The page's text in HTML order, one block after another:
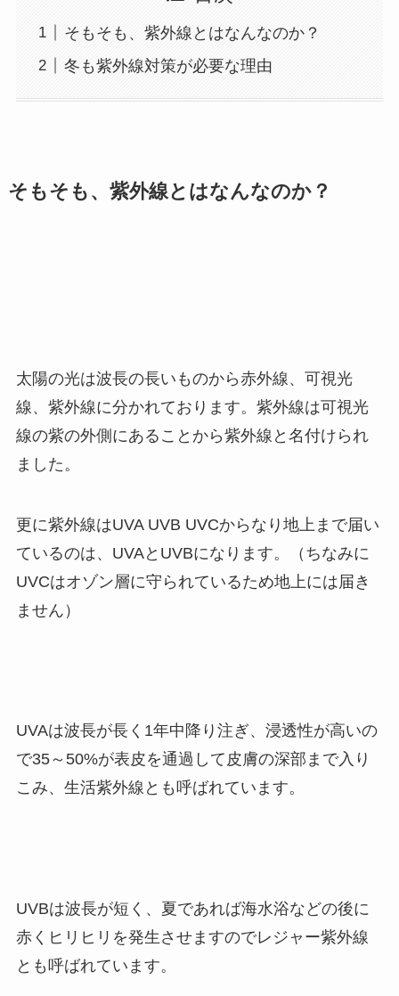
そもそも、紫外線とはなんなのか？
冬も紫外線対策が必要な理由
そもそも、紫外線とはなんなのか？
太陽の光は波長の長いものから赤外線、可視光
線、紫外線に分かれております。紫外線は可視光
線の紫の外側にあることから紫外線と名付けられ
ました。
更に紫外線はUVA UVB UVCからなり地上まで届い
ているのは、UVAとUVBになります。（ちなみに
UVCはオゾン層に守られているため地上には届き
ません）
UVAは波長が長く1年中降り注ぎ、浸透性が高いの
で35～50%が表皮を通過して皮膚の深部まで入り
こみ、生活紫外線とも呼ばれています。
UVBは波長が短く、夏であれば海水浴などの後に
赤くヒリヒリを発生させますのでレジャー紫外線
とも呼ばれています。